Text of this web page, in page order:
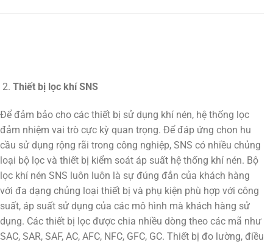
Thiết bị lọc khí SNS
Để đảm bảo cho các thiết bị sử dụng khí nén, hệ thống lọc
đảm nhiệm vai trò cực kỳ quan trọng. Để đáp ứng chon hu
cầu sử dụng rộng rãi trong công nghiệp, SNS có nhiều chủng
loại bộ lọc và thiết bị kiểm soát áp suất hệ thống khí nén. Bộ
lọc khí nén SNS luôn luôn là sự đúng đắn của khách hàng
với đa dạng chủng loại thiết bị và phụ kiện phù hợp với công
suất, áp suất sử dụng của các mô hình mà khách hàng sử
dụng. Các thiết bị lọc được chia nhiều dòng theo các mã như
SAC, SAR, SAF, AC, AFC, NFC, GFC, GC. Thiết bị đo lường, điều